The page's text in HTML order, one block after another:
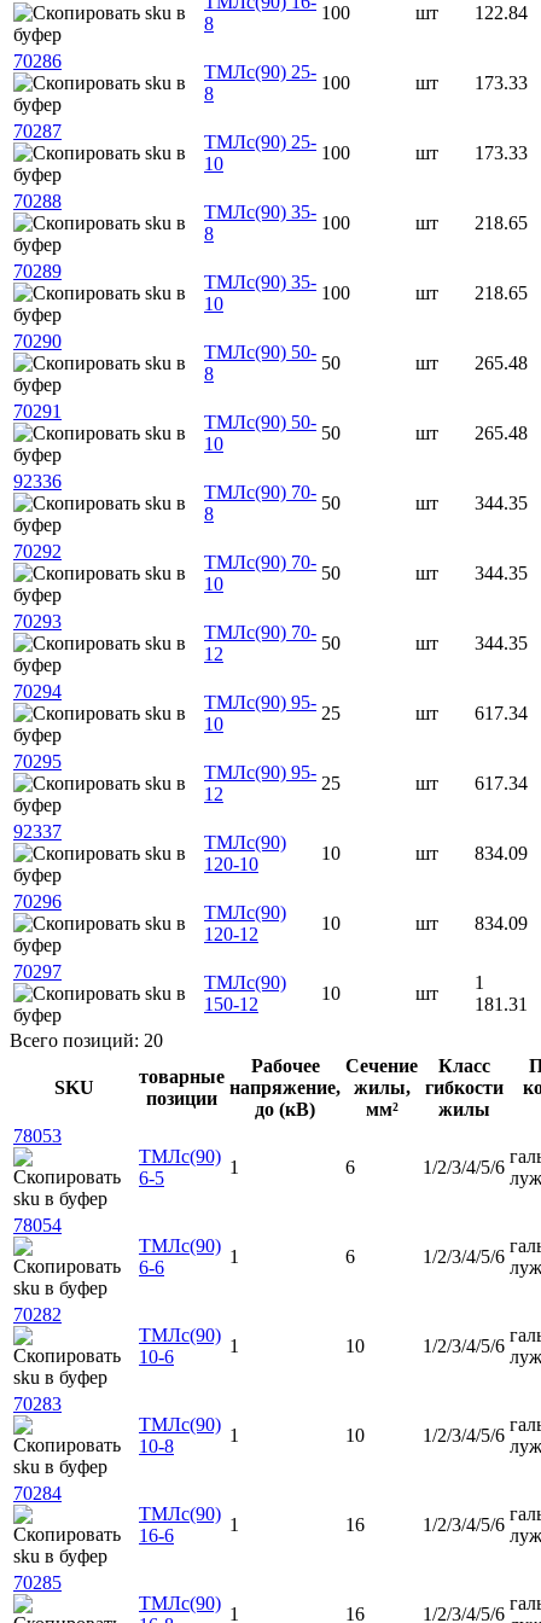
8
100 шт 122.84
70286
ТМЛс(90) 25-
8
100 шт 173.33
70287
ТМЛс(90) 25-
10
100 шт 173.33
70288
ТМЛс(90) 35-
8
100 шт 218.65
70289
ТМЛс(90) 35-
10
100 шт 218.65
70290
ТМЛс(90) 50-
8
50 шт 265.48
70291
ТМЛс(90) 50-
10
50 шт 265.48
92336
ТМЛс(90) 70-
8
50 шт 344.35
70292
ТМЛс(90) 70-
10
50 шт 344.35
70293
ТМЛс(90) 70-
12
50 шт 344.35
70294
ТМЛс(90) 95-
10
25 шт 617.34
70295
ТМЛс(90) 95-
12
25 шт 617.34
92337
ТМЛс(90)
120-10
10 шт 834.09
70296
ТМЛс(90)
120-12
10 шт 834.09
70297
ТМЛс(90)
150-12
10 шт
1
181.31
Всего позиций: 20
SKU
товарные
позиции
Рабочее
напряжение,
до (кВ)
Сечение
жилы,
мм²
Класс
гибкости
жилы
78053
ТМЛс(90)
6-5
1 6 1/2/3/4/5/6
78054
ТМЛс(90)
6-6
1 6 1/2/3/4/5/6
70282
ТМЛс(90)
10-6
1 10 1/2/3/4/5/6
70283
ТМЛс(90)
10-8
1 10 1/2/3/4/5/6
70284
ТМЛс(90)
16-6
1 16 1/2/3/4/5/6
70285
ТМЛс(90)
1 16 1/2/3/4/5/6